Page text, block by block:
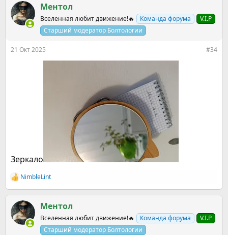
к
ц
и
Ментол
Вселенная любит движение!🔥 Команда форума
V.I.P
Старший модератор Болтологии
21 Окт 2025 #34
Зеркало
Р
е
к
ц
и
NimbleLint
Ментол
Вселенная любит движение!🔥 Команда форума
V.I.P
Старший модератор Болтологии